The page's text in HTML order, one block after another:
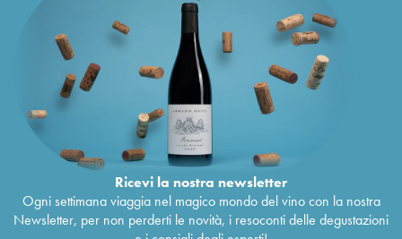
Ricevi la nostra newsletter
Ogni settimana viaggia nel magico mondo del vino con la nostra
Newsletter, per non perderti le novità, i resoconti delle degustazioni